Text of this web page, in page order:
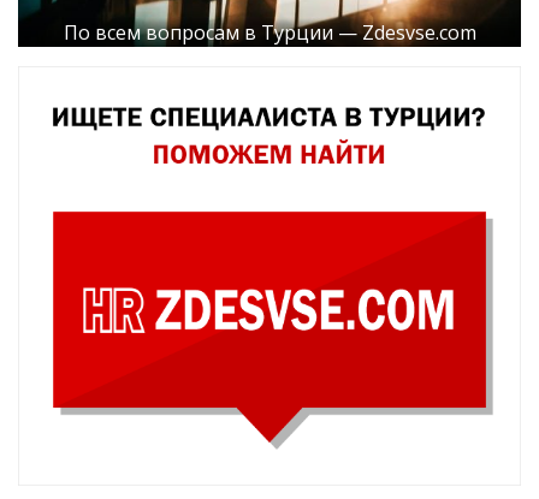
По всем вопросам в Турции — Zdesvse.com